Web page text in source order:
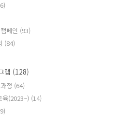
페인 (93)
(84)
램 (128)
정 (64)
육(2023~) (14)